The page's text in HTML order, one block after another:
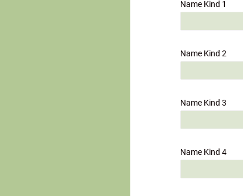
Name Kind 1
Name Kind 2
Name Kind 3
Name Kind 4